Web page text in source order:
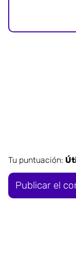
Tu puntuación: